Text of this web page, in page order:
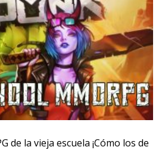
de la vieja escuela ¡Cómo los de